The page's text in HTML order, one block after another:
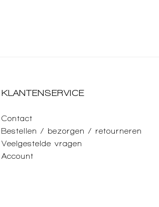
KLANTENSERVICE
Contact
Bestellen / bezorgen / retourneren
Veelgestelde vragen
Account